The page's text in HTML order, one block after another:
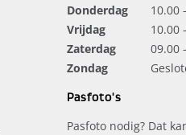
Donderdag
10.00
Vrijdag
10.00
Zaterdag
09.00
Zondag
Pasfoto's
Pasfoto nodig? Dat